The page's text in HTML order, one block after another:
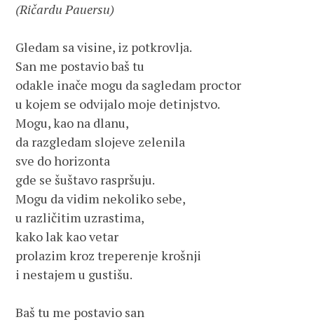
(Ričardu Pauersu)
Gledam sa visine, iz potkrovlja.
San me postavio baš tu
odakle inače mogu da sagledam proctor
u kojem se odvijalo moje detinjstvo.
Mogu, kao na dlanu,
da razgledam slojeve zelenila
sve do horizonta
gde se šuštavo raspršuju.
Mogu da vidim nekoliko sebe,
u različitim uzrastima,
kako lak kao vetar
prolazim kroz treperenje krošnji
i nestajem u gustišu.
Baš tu me postavio san